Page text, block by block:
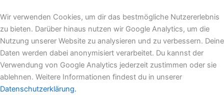
e
d
i
n
b
o
o
k
a
g
r
a
m
i
t
t
e
r
Wir verwenden Cookies, um dir das bestmögliche Nutzererlebnis
zu bieten. Darüber hinaus nutzen wir Google Analytics, um die
Nutzung unserer Website zu analysieren und zu verbessern. Deine
Daten werden dabei anonymisiert verarbeitet. Du kannst der
Verwendung von Google Analytics jederzeit zustimmen oder sie
ablehnen. Weitere Informationen findest du in unserer
Datenschutzerklärung.